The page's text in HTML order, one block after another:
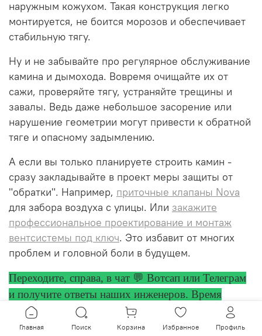
наружным кожухом. Такая конструкция легко
монтируется, не боится морозов и обеспечивает
стабильную тягу.
Ну и не забывайте про регулярное обслуживание
камина и дымохода. Вовремя очищайте их от
сажи, проверяйте тягу, устраняйте трещины и
завалы. Ведь даже небольшое засорение или
нарушение геометрии могут привести к обратной
тяге и опасному задымлению.
А если вы только планируете строить камин -
сразу закладывайте в проект меры защиты от
"обратки". Например, приточные клапаны Nova
для забора воздуха с улицы. Или закажите
профессиональное проектирование и монтаж
вентсистемы под ключ. Это избавит от многих
проблем и головной боли в будущем.
Переходите, справа, в чат 💬 Вотсап или Телеграм
и получите ответы наших инженеров. Время
отклика 30 - 60 минут.
Главная Поиск Корзина Избранное Профиль